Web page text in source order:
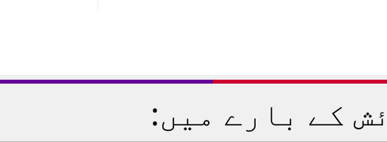
کے بارے میں: